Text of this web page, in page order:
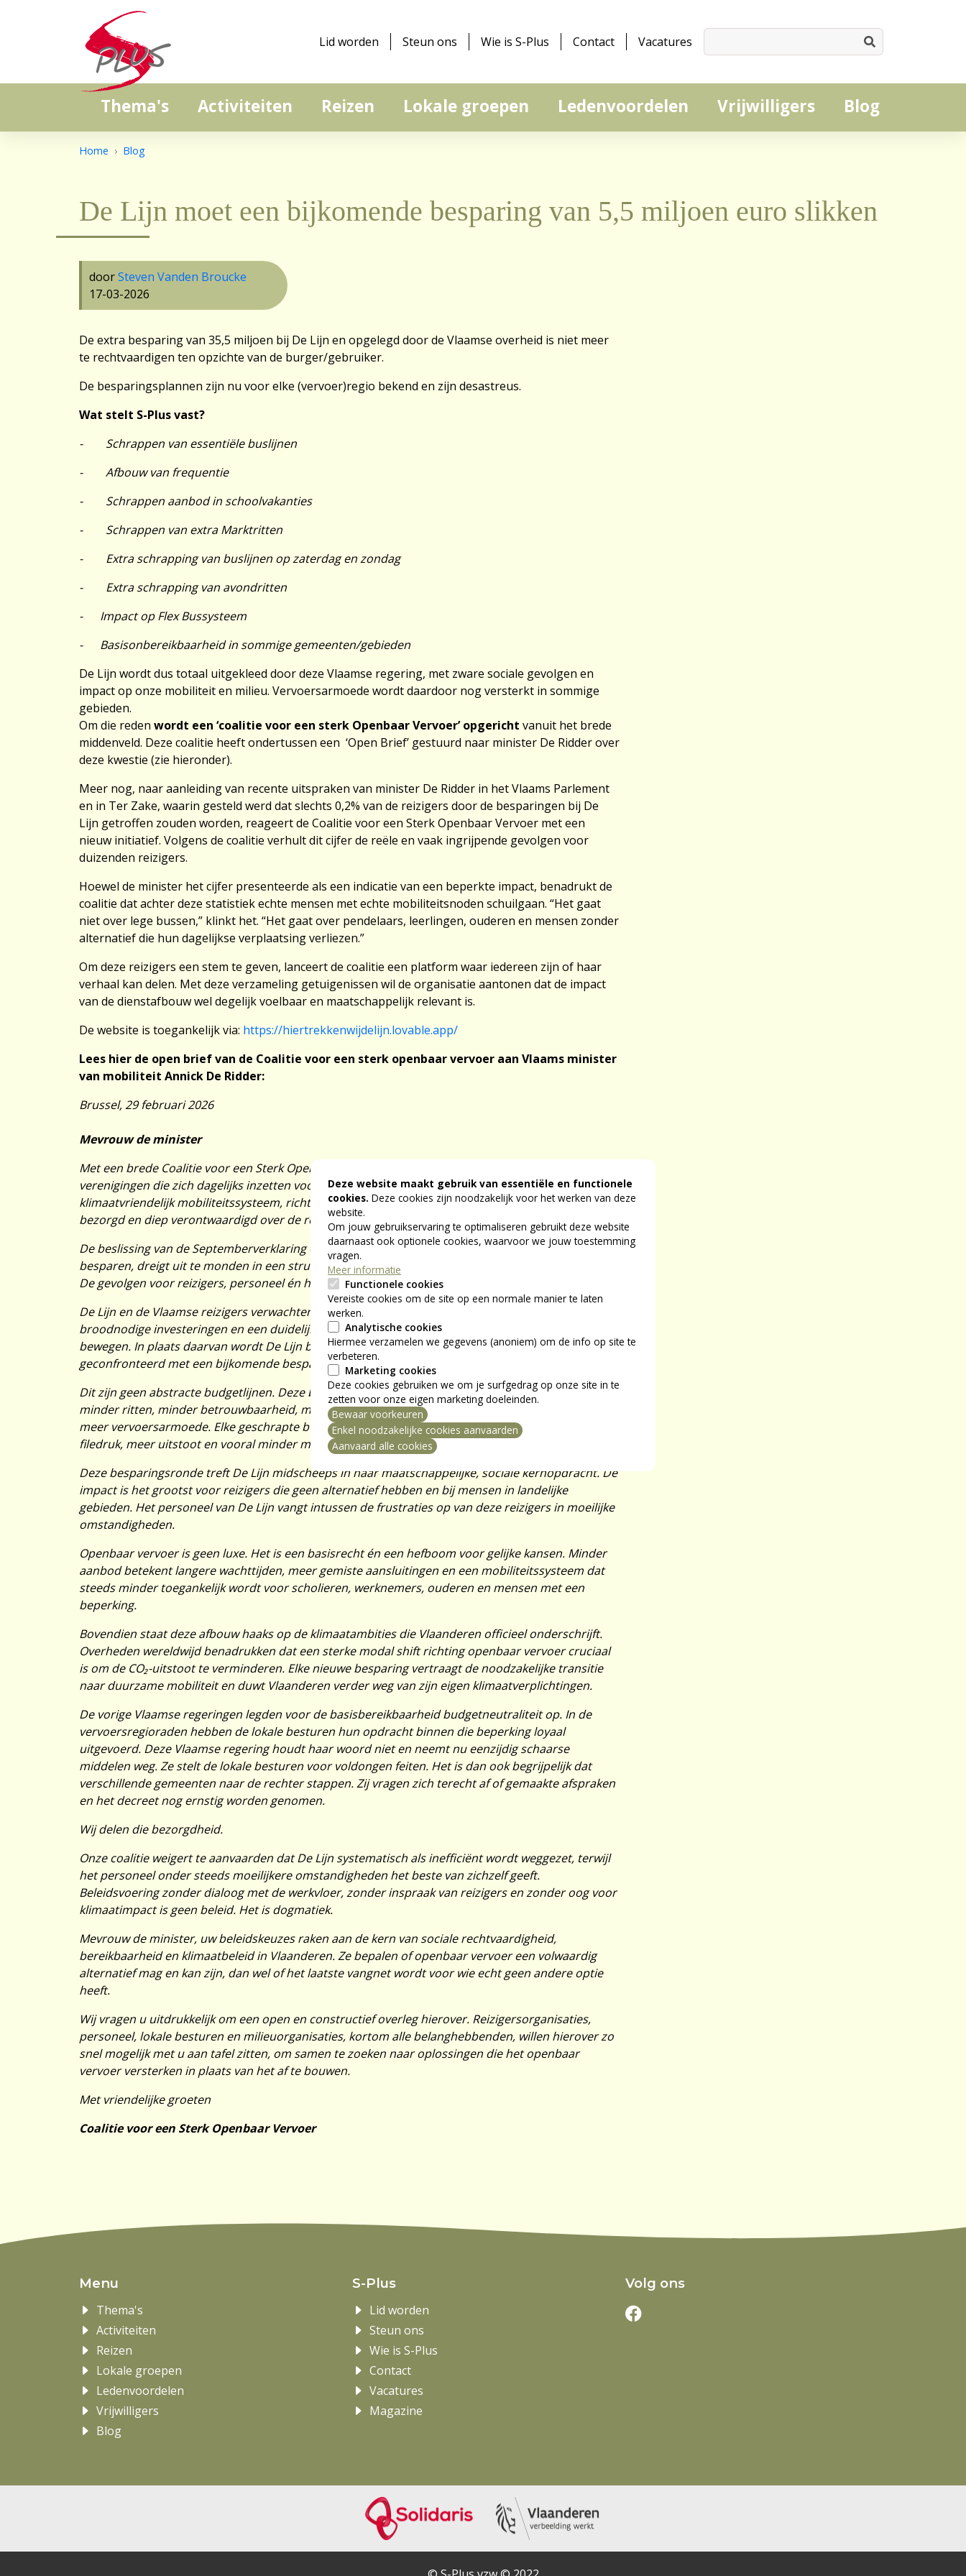
Lid worden Steun ons Wie is S-Plus Contact Vacatures
Thema's Activiteiten Reizen Lokale groepen Ledenvoordelen Vrijwilligers Blog
Home Blog
De Lijn moet een bijkomende besparing van 5,5 miljoen euro slikken
doorSteven Vanden Broucke
17-03-2026
De extra besparing van 35,5 miljoen bij De Lijn en opgelegd door de Vlaamse overheid is niet meer
te rechtvaardigen ten opzichte van de burger/gebruiker.
De besparingsplannen zijn nu voor elke (vervoer)regio bekend en zijn desastreus.
Wat stelt S-Plus vast?
- Schrappen van essentiële buslijnen
- Afbouw van frequentie
- Schrappen aanbod in schoolvakanties
- Schrappen van extra Marktritten
- Extra schrapping van buslijnen op zaterdag en zondag
- Extra schrapping van avondritten
- Impact op Flex Bussysteem
- Basisonbereikbaarheid in sommige gemeenten/gebieden
De Lijn wordt dus totaal uitgekleed door deze Vlaamse regering, met zware sociale gevolgen en
impact op onze mobiliteit en milieu. Vervoersarmoede wordt daardoor nog versterkt in sommige
gebieden.
Om die reden wordt een ‘coalitie voor een sterk Openbaar Vervoer’ opgericht vanuit het brede
middenveld. Deze coalitie heeft ondertussen een ‘Open Brief’ gestuurd naar minister De Ridder over
deze kwestie (zie hieronder).
Meer nog, naar aanleiding van recente uitspraken van minister De Ridder in het Vlaams Parlement
en in Ter Zake, waarin gesteld werd dat slechts 0,2% van de reizigers door de besparingen bij De
Lijn getroffen zouden worden, reageert de Coalitie voor een Sterk Openbaar Vervoer met een
nieuw initiatief. Volgens de coalitie verhult dit cijfer de reële en vaak ingrijpende gevolgen voor
duizenden reizigers.
Hoewel de minister het cijfer presenteerde als een indicatie van een beperkte impact, benadrukt de
coalitie dat achter deze statistiek echte mensen met echte mobiliteitsnoden schuilgaan. “Het gaat
niet over lege bussen,” klinkt het. “Het gaat over pendelaars, leerlingen, ouderen en mensen zonder
alternatief die hun dagelijkse verplaatsing verliezen.”
Om deze reizigers een stem te geven, lanceert de coalitie een platform waar iedereen zijn of haar
verhaal kan delen. Met deze verzameling getuigenissen wil de organisatie aantonen dat de impact
van de dienstafbouw wel degelijk voelbaar en maatschappelijk relevant is.
De website is toegankelijk via: https://hiertrekkenwijdelijn.lovable.app/
Lees hier de open brief van de Coalitie voor een sterk openbaar vervoer aan Vlaams minister
van mobiliteit Annick De Ridder:
Brussel, 29 februari 2026
Mevrouw de minister
Met een brede Coalitie voor een Sterk Openbaar Vervoer, bestaande uit organisaties en
verenigingen die zich dagelijks inzetten voor een betrouwbaar, sociaal rechtvaardig en
klimaatvriendelijk mobiliteitssysteem, richten wij ons tot u met deze open brief. We zijn zeer
bezorgd en diep verontwaardigd over de recent aangekondigde besparingen bij De Lijn.
De beslissing van de Septemberverklaring om op het aanbod van De Lijn 30 miljoen euro te
besparen, dreigt uit te monden in een structurele afbouw van het openbaar vervoer in Vlaanderen.
De gevolgen voor reizigers, personeel én het klimaat zijn onmiskenbaar en bijzonder zorgwekkend.
De Lijn en de Vlaamse reizigers verwachten een door u beloofd toekomstgericht groeipad,
broodnodige investeringen en een duidelijke visie om meer mensen richting duurzame mobiliteit te
bewegen. In plaats daarvan wordt De Lijn bovenop de 30 miljoen euro van de Septemberverklaring
geconfronteerd met een bijkomende besparing van 5,5 miljoen euro.
Dit zijn geen abstracte budgetlijnen. Deze bedragen zullen voelbaar zijn in het dagelijks leven:
minder ritten, minder betrouwbaarheid, minder kansen om de klimaatdoelstellingen te halen en
meer vervoersarmoede. Elke geschrapte bus of tram betekent meer auto’s op de weg, meer
filedruk, meer uitstoot en vooral minder mobiliteit voor wie geen alternatief heeft.
Deze besparingsronde treft De Lijn midscheeps in haar maatschappelijke, sociale kernopdracht. De
impact is het grootst voor reizigers die geen alternatief hebben en bij mensen in landelijke
gebieden. Het personeel van De Lijn vangt intussen de frustraties op van deze reizigers in moeilijke
omstandigheden.
Openbaar vervoer is geen luxe. Het is een basisrecht én een hefboom voor gelijke kansen. Minder
aanbod betekent langere wachttijden, meer gemiste aansluitingen en een mobiliteitssysteem dat
steeds minder toegankelijk wordt voor scholieren, werknemers, ouderen en mensen met een
beperking.
Bovendien staat deze afbouw haaks op de klimaatambities die Vlaanderen officieel onderschrijft.
Overheden wereldwijd benadrukken dat een sterke modal shift richting openbaar vervoer cruciaal
is om de CO₂-uitstoot te verminderen. Elke nieuwe besparing vertraagt de noodzakelijke transitie
naar duurzame mobiliteit en duwt Vlaanderen verder weg van zijn eigen klimaatverplichtingen.
De vorige Vlaamse regeringen legden voor de basisbereikbaarheid budgetneutraliteit op. In de
vervoersregioraden hebben de lokale besturen hun opdracht binnen die beperking loyaal
uitgevoerd. Deze Vlaamse regering houdt haar woord niet en neemt nu eenzijdig schaarse
middelen weg. Ze stelt de lokale besturen voor voldongen feiten. Het is dan ook begrijpelijk dat
verschillende gemeenten naar de rechter stappen. Zij vragen zich terecht af of gemaakte afspraken
en het decreet nog ernstig worden genomen.
Wij delen die bezorgdheid.
Onze coalitie weigert te aanvaarden dat De Lijn systematisch als inefficiënt wordt weggezet, terwijl
het personeel onder steeds moeilijkere omstandigheden het beste van zichzelf geeft.
Beleidsvoering zonder dialoog met de werkvloer, zonder inspraak van reizigers en zonder oog voor
klimaatimpact is geen beleid. Het is dogmatiek.
Mevrouw de minister, uw beleidskeuzes raken aan de kern van sociale rechtvaardigheid,
bereikbaarheid en klimaatbeleid in Vlaanderen. Ze bepalen of openbaar vervoer een volwaardig
alternatief mag en kan zijn, dan wel of het laatste vangnet wordt voor wie echt geen andere optie
heeft.
Wij vragen u uitdrukkelijk om een open en constructief overleg hierover. Reizigersorganisaties,
personeel, lokale besturen en milieuorganisaties, kortom alle belanghebbenden, willen hierover zo
snel mogelijk met u aan tafel zitten, om samen te zoeken naar oplossingen die het openbaar
vervoer versterken in plaats van het af te bouwen.
Met vriendelijke groeten
Coalitie voor een Sterk Openbaar Vervoer
Menu
Thema's
Activiteiten
Reizen
Lokale groepen
Ledenvoordelen
Vrijwilligers
Blog
S-Plus
Lid worden
Steun ons
Wie is S-Plus
Contact
Vacatures
Magazine
Volg ons
Deze website maakt gebruik van essentiële en functionele
cookies. Deze cookies zijn noodzakelijk voor het werken van deze
website.
Om jouw gebruikservaring te optimaliseren gebruikt deze website
daarnaast ook optionele cookies, waarvoor we jouw toestemming
vragen.
Meer informatie
Functionele cookies
Vereiste cookies om de site op een normale manier te laten
werken.
Analytische cookies
Hiermee verzamelen we gegevens (anoniem) om de info op site te
verbeteren.
Marketing cookies
Deze cookies gebruiken we om je surfgedrag op onze site in te
zetten voor onze eigen marketing doeleinden.
Bewaar voorkeuren
Enkel noodzakelijke cookies aanvaarden
Aanvaard alle cookies
Toestemming intrekken